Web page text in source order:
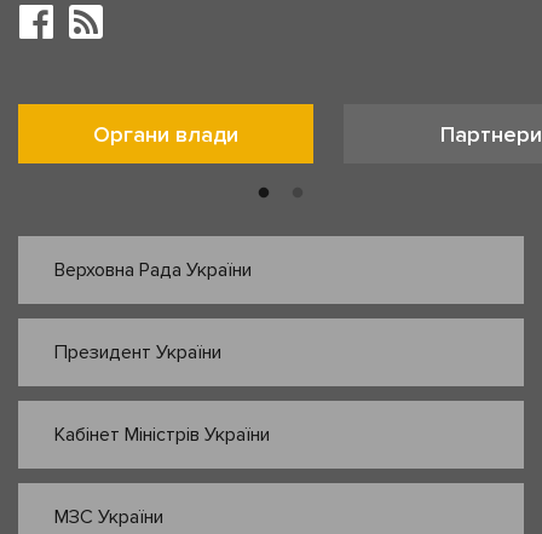
Органи влади Партнери
Верховна Рада України
Президент України
Кабінет Міністрів України
МЗС України